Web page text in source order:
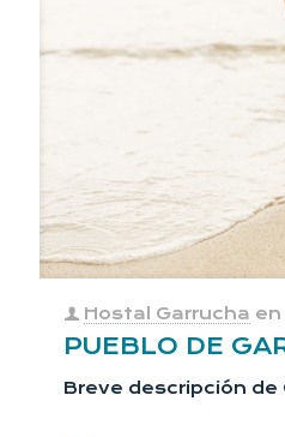
Hostal Garrucha en
PUEBLO DE
Breve descripción de